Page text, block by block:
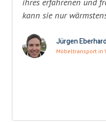
kann sie nur
Jürgen
Möbeltransport in